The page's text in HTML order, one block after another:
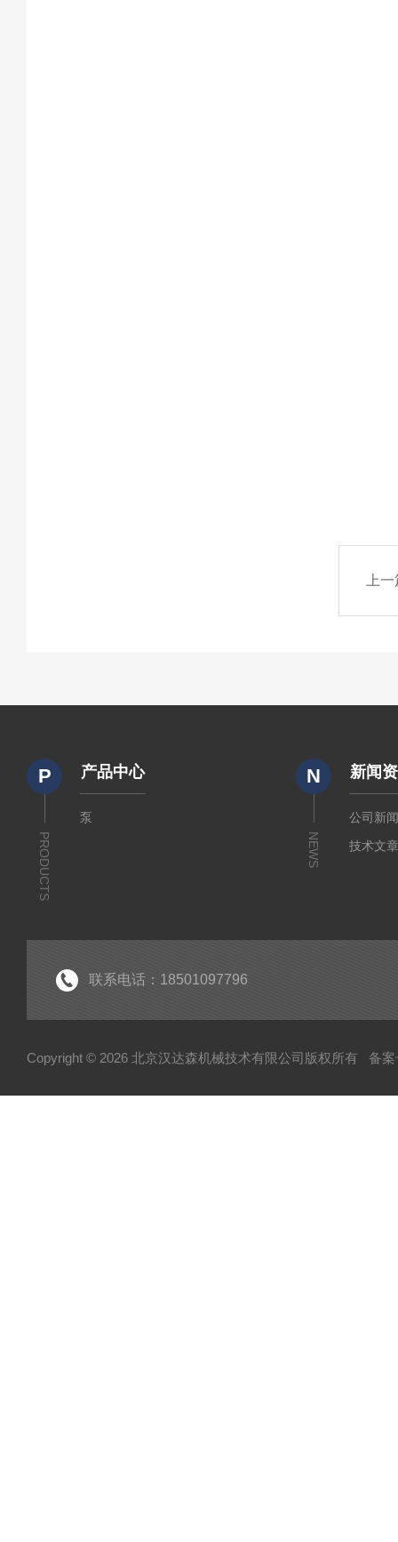
上
P
PRODUCTS
产品中心
泵
N
NEWS
新闻
公司新
技术文
联系电话：18501097796
Copyright © 2026 北京汉达森机械技术有限公司版权所有 备案